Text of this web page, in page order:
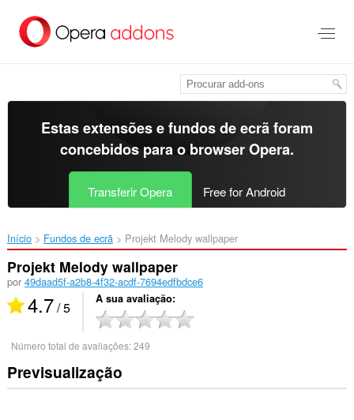
para
Estas extensões e fundos de ecrã foram
concebidos para o browser Opera.
Transferir Opera Free for Android
Início Fundos de ecrã Projekt Melody wallpaper‎
Projekt Melody wallpaper
por 49daad5f-a2b8-4f32-acdf-7694edfbdce6
4.7/ 5 A sua avaliação
Número total de avaliações:249
Previsualização